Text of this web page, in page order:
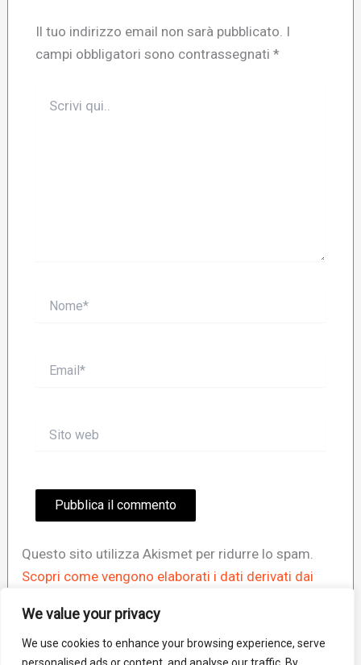
We value your privacy
We use cookies to enhance your browsing experience, serve
Il tuo indirizzo email non sarà pubblicato. I
campi obbligatori sono contrassegnati*
qui..
web
Questo sito utilizza Akismet per ridurre lo spam.
Scopri come vengono elaborati i dati derivati dai